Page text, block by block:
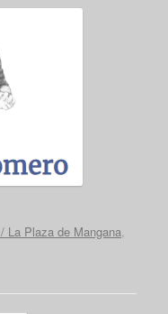
La Plaza de Mangana